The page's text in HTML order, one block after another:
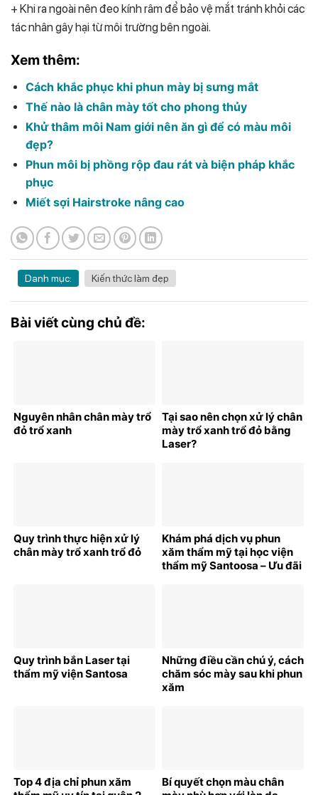
+ Khi ra ngoài nên đeo kính râm để bảo vệ mắt tránh khỏi các
tác nhân gây hại từ môi trường bên ngoài.
Xem thêm:
Cách khắc phục khi phun mày bị sưng mắt
Thế nào là chân mày tốt cho phong thủy
Khử thâm môi Nam giới nên ăn gì để có màu môi
đẹp?
Phun môi bị phồng rộp đau rát và biện pháp khắc
phục
Miết sợi Hairstroke nâng cao
Danh mục: Kiến thức làm đẹp
Bài viết cùng chủ đề:
Nguyên nhân chân mày trổ
đỏ trổ xanh
Tại sao nên chọn xử lý chân
mày trổ xanh trổ đỏ bằng
Laser?
Quy trình thực hiện xử lý
chân mày trổ xanh trổ đỏ
Khám phá dịch vụ phun
xăm thẩm mỹ tại học viện
thẩm mỹ Santoosa – Ưu đãi
Quy trình bắn Laser tại
thẩm mỹ viện Santosa
Những điều cần chú ý, cách
chăm sóc mày sau khi phun
xăm
Top 4 địa chỉ phun xăm
Bí quyết chọn màu chân